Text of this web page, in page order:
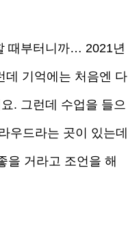
때부터니까… 2021년
데 기억에는 처음엔 다
. 그런데 수업을 들으
우드라는 곳이 있는데
을 거라고 조언을 해